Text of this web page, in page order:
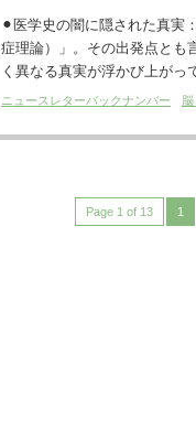
⚫︎医学史の闇に隠された真実
症理論）」。その出発点とも
く異なる真実が浮かび上がっ
ニュースレターバックナンバー
Page 1 of 13 1